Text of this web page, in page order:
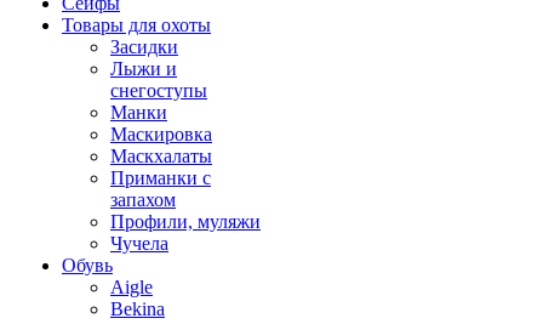
Товары для охоты
Засидки
Лыжи и
снегоступы
Манки
Маскировка
Маскхалаты
Приманки с
запахом
Профили, муляжи
Чучела
Обувь
Aigle
Bekina